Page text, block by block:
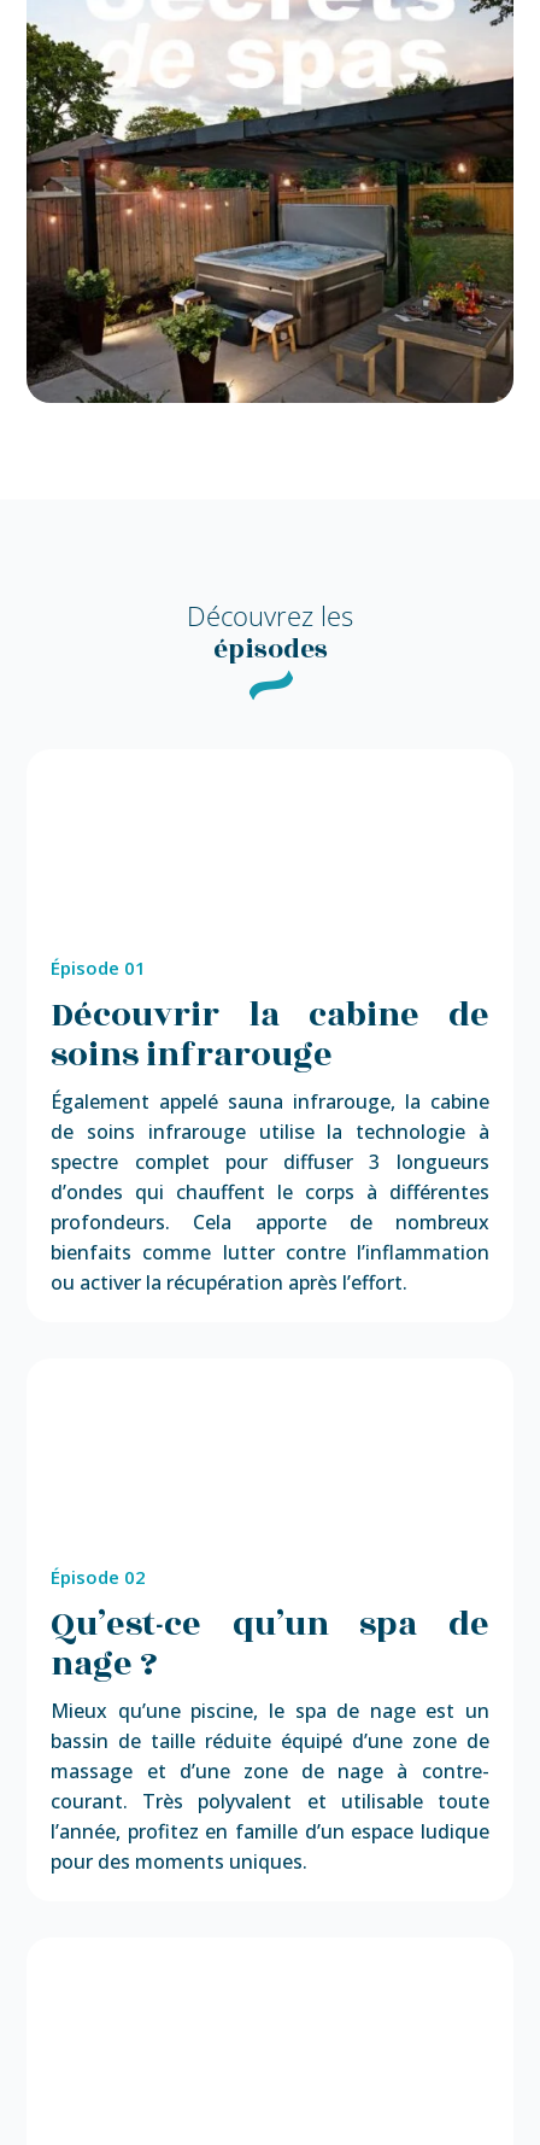
Découvrez les
épisodes
Épisode 01
Découvrir la cabine de
soins infrarouge
Également appelé sauna infrarouge, la cabine
de soins infrarouge utilise la technologie à
spectre complet pour diffuser 3 longueurs
d’ondes qui chauffent le corps à différentes
profondeurs. Cela apporte de nombreux
bienfaits comme lutter contre l’inflammation
ou activer la récupération après l’effort.
Épisode 02
Qu’est-ce qu’un spa de
nage ?
Mieux qu’une piscine, le spa de nage est un
bassin de taille réduite équipé d’une zone de
massage et d’une zone de nage à contre-
courant. Très polyvalent et utilisable toute
l’année, profitez en famille d’un espace ludique
pour des moments uniques.